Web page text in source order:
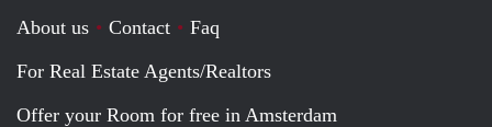
About us Contact
Faq
For Real Estate Agents/Realtors
Offer your Room for free in Amsterdam